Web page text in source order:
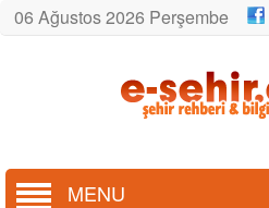
06 Ağustos 2026 Perşembe
MENU